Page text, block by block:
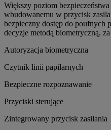
Większy poziom
wbudowanemu w przycisk
bezpieczny dostęp do poufnych
decyzje metodą biometryczną,
Autoryzacja biometryczna
Czytnik linii papilarnych
Bezpieczne rozpoznawanie
Przyciski sterujące
Zintegrowany przycisk zasilania